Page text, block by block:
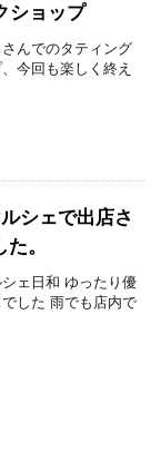
ショップ
んでのタティング
今回も楽しく終え
シェで出店さ
。
ェ日和 ゆったり優
した 雨でも店内で